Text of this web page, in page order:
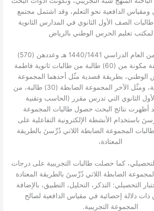
ومقياس الدافعية نحو التعلم، وقد اشتمل مجتمع
الصف الأول الثانوي في المدارس الثانوية
لمكتب تعليم الحرس الوطني بالرياض
في الفصل الأول من العام الدراسي 1440/1441 هـ وعددهن (570)
طالبة، تم اختيار عينة مكونة من (60) طالبة من طالبات ثانوية فاطمة
الوطني، بطريقة قصدية مثّل أحدهما المجموعة
التجريبية (30) طالبة، ومثّل الآخر المجموعة الضابطة (30) طالبة، من
الثانوي التي تدرس مقرر (الحاسب وتقنية
أظهرت نتائج البحث حصول طالبات المجموعة
باستخدام الأنشطة الإلكترونية التفاعلية على
المجموعة الضابطة اللاتي دُرِّسنَ بالطريقة
المعتادة،
كما حصلت طالبات التجريبية على درجات
الضابطة اللاتي دُرِّسنَ بالطريقة المعتادة
التحصيلي: التذكر، التحليل، التطبيق، بالإضافة
دلالة إحصائية في مقياس الدافعية لصالح
المجموعة التجريبية.